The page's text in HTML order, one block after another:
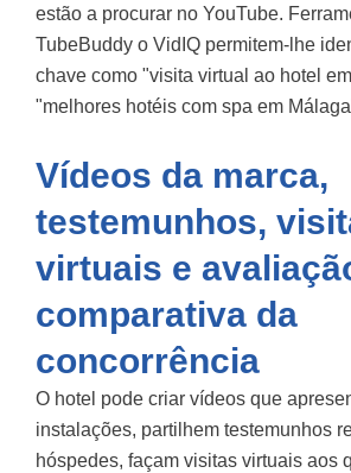
estão a procurar no YouTube.
TubeBuddy o VidIQ permitem-lhe
chave como "visita virtual ao hotel
"melhores hotéis com spa em
Vídeos da marca,
testemunhos,
virtuais e
comparativa da
concorrência
O hotel pode criar vídeos que
instalações, partilhem testemunhos
hóspedes, façam visitas virtuais aos